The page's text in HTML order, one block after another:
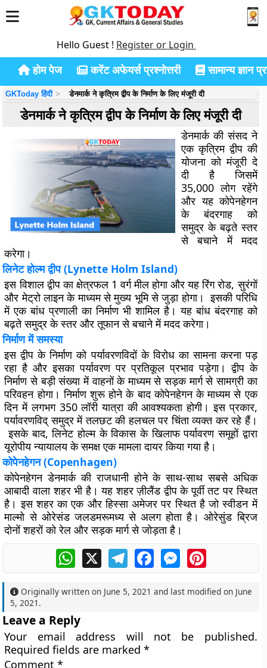
Hello Guest ! Register or Login
होम पेज करेंट अफेयर्स प्रश्नोत्तरी सामान्य ज्ञान
GKToday हिंदी डेनमार्क ने कृत्रिम द्वीप के निर्माण के लिए मंजूरी दी
डेनमार्क ने कृत्रिम द्वीप के निर्माण के लिए मंजूरी दी
डेनमार्क की संसद ने
एक कृत्रिम द्वीप की
योजना को मंजूरी दे
दी है जिसमें
35,000 लोग रहेंगे
और यह कोपेनहेगन
के बंदरगाह को
समुद्र के बढ़ते स्तर
से बचाने में मदद
करेगा।
लिनेट होल्म द्वीप (Lynette Holm Island)
इस विशाल द्वीप का क्षेत्रफल 1 वर्ग मील होगा और यह रिंग रोड, सुरंगों
और मेट्रो लाइन के माध्यम से मुख्य भूमि से जुड़ा होगा। इसकी परिधि
में एक बांध प्रणाली का निर्माण भी शामिल है। यह बांध बंदरगाह को
बढ़ते समुद्र के स्तर और तूफान से बचाने में मदद करेगा।
निर्माण में समस्या
इस द्वीप के निर्माण को पर्यावरणविदों के विरोध का सामना करना पड़
रहा है और इसका पर्यावरण पर प्रतिकूल प्रभाव पड़ेगा। द्वीप के
निर्माण से बड़ी संख्या में वाहनों के माध्यम से सड़क मार्ग से सामग्री का
परिवहन होगा। निर्माण शुरू होने के बाद कोपेनहेगन के माध्यम से एक
दिन में लगभग 350 लॉरी यात्रा की आवश्यकता होगी। इस प्रकार,
पर्यावरणविद् समुद्र में तलछट की हलचल पर चिंता व्यक्त कर रहे हैं।
इसके बाद, लिनेट होल्म के विकास के खिलाफ पर्यावरण समूहों द्वारा
यूरोपीय न्यायालय के समक्ष एक मामला दायर किया गया है।
कोपेनहेगन (Copenhagen)
कोपेनहेगन डेनमार्क की राजधानी होने के साथ-साथ सबसे अधिक
आबादी वाला शहर भी है। यह शहर ज़ीलैंड द्वीप के पूर्वी तट पर स्थित
है। इस शहर का एक और हिस्सा अमेजर पर स्थित है जो स्वीडन में
माल्मो से ओरेसंड जलडमरूमध्य से अलग होता है। ओरेसुंड ब्रिज
दोनों शहरों को रेल और सड़क मार्ग से जोड़ता है।
WhatsApp
X TelegramFacebookMessengerPinterest
Originally written on June 5, 2021 and last modified on June
5, 2021 .
Leave a Reply
Your email address will not be published.
Required fields are marked*
Comment*